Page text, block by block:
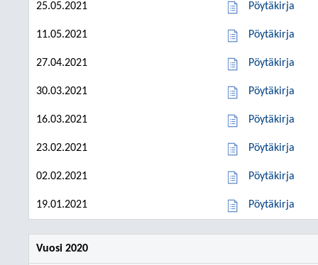
25.05.2021 Pöytäkirja
11.05.2021 Pöytäkirja
27.04.2021 Pöytäkirja
30.03.2021 Pöytäkirja
16.03.2021 Pöytäkirja
23.02.2021 Pöytäkirja
02.02.2021 Pöytäkirja
19.01.2021 Pöytäkirja
Vuosi 2020